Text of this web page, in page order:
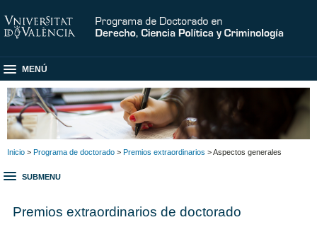
MENÚ
Inicio > Programa de doctorado > Premios extraordinarios > Aspectos generales
SUBMENU
Premios extraordinarios de doctorado